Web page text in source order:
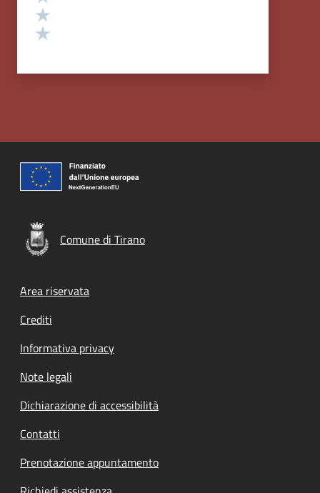
Comune di Tirano
Footer menu
Area riservata
Crediti
Informativa privacy
Note legali
Dichiarazione di accessibilità
Contatti
Prenotazione appuntamento